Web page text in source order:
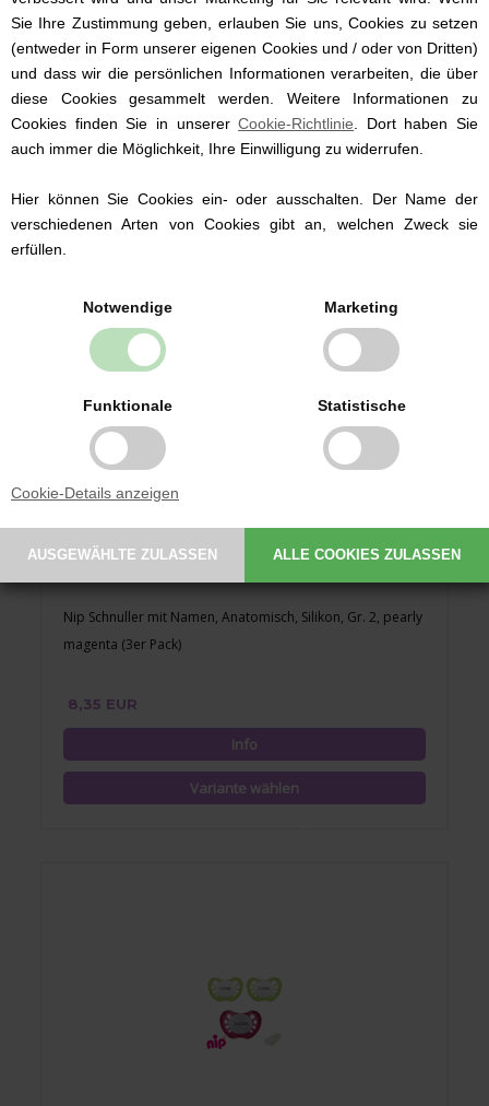
Sie Ihre Zustimmung geben, erlauben Sie uns, Cookies zu setzen
(entweder in Form unserer eigenen Cookies und / oder von Dritten)
und dass wir die persönlichen Informationen verarbeiten, die über
diese Cookies gesammelt werden. Weitere Informationen zu
Cookies finden Sie in unsererCookie-Richtlinie . Dort haben Sie
auch immer die Möglichkeit, Ihre Einwilligung zu widerrufen.
Hier können Sie Cookies ein- oder ausschalten. Der Name der
verschiedenen Arten von Cookies gibt an, welchen Zweck sie
erfüllen.
Notwendige Marketing
Funktionale Statistische
Cookie-Details anzeigen
Nip Schnuller mit Namen, Anatomisch, Silikon, Gr. 2,
türkisblau (3 Stck.)
8,35 EUR
Nip Schnuller mit Namen, Anatomisch, Silikon, Gr. 2, pearly
magenta (3er Pack)
8,35 EUR